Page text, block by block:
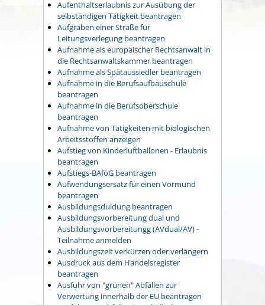
Aufenthaltserlaubnis zur Ausübung der
selbständigen Tätigkeit beantragen
Aufgraben einer Straße für
Leitungsverlegung beantragen
Aufnahme als europäischer Rechtsanwalt in
die Rechtsanwaltskammer beantragen
Aufnahme als Spätaussiedler beantragen
Aufnahme in die Berufsaufbauschule
beantragen
Aufnahme in die Berufsoberschule
beantragen
Aufnahme von Tätigkeiten mit biologischen
Arbeitsstoffen anzeigen
Aufstieg von Kinderluftballonen - Erlaubnis
beantragen
Aufstiegs-BAföG beantragen
Aufwendungsersatz für einen Vormund
beantragen
Ausbildungsduldung beantragen
Ausbildungsvorbereitung dual und
Ausbildungsvorbereitungg (AVdual/AV) -
Teilnahme anmelden
Ausbildungszeit verkürzen oder verlängern
Ausdruck aus dem Handelsregister
beantragen
Ausfuhr von "grünen" Abfällen zur
Verwertung innerhalb der EU beantragen